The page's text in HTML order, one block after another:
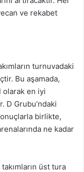
ve rekabet
turnuvadaki
Bu aşamada,
olarak en iyi
D Grubu’ndaki
birlikte,
ne kadar
üst tura